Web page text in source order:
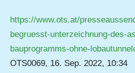
https://www.ots.at/
begruesst-unterzeichnung-des-
bauprogramms-ohne-
OTS0069, 16. Sep. 2022, 10:34